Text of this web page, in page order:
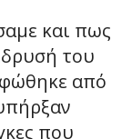
και πως
του
από
που